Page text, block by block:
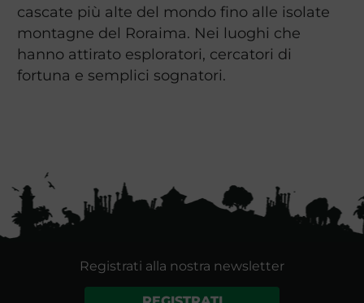
cascate più alte del mondo fino alle isolate
montagne del Roraima. Nei luoghi che
hanno attirato esploratori, cercatori di
fortuna e semplici sognatori.
Registrati alla nostra newsletter